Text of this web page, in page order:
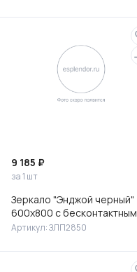
9 185 ₽
за 1 шт
Зеркало "Энджой черный"
600х800 с бесконтактным
сенсором и холодной
Артикул: ЗЛП2850